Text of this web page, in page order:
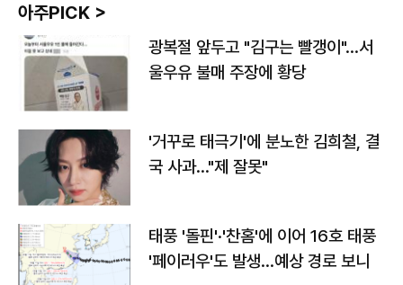
아주PICK >
광복절 앞두고 "김구는 빨갱이"…서
울우유 불매 주장에 황당
'거꾸로 태극기'에 분노한 김희철, 결
국 사과…"제 잘못"
태풍 '돌핀'·'찬홈'에 이어 16호 태풍
'페이러우'도 발생…예상 경로 보니